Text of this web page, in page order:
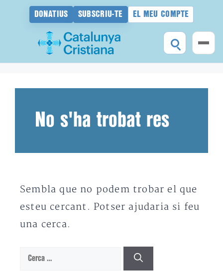
DONATIUS SUBSCRIU-TE EL MEU COMPTE
No s'ha trobat res
Sembla que no podem trobar el que
esteu cercant. Potser ajudaria si feu
una cerca.
Cerca: